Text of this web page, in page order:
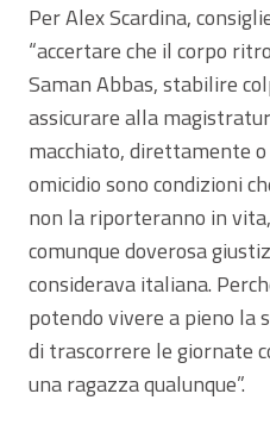
Per Alex Scardina,
“accertare che il corpo
Saman Abbas, stabilire
assicurare alla
macchiato, direttamente
omicidio sono condizioni
non la riporteranno in
comunque doverosa
considerava italiana.
potendo vivere a pieno la
di trascorrere le giornate
una ragazza qualunque”.